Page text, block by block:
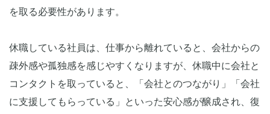
を取る必要性があります。
休職している社員は、仕事から離れていると、会社からの
疎外感や孤独感を感じやすくなりますが、休職中に会社と
コンタクトを取っていると、「会社とのつながり」「会社
に支援してもらっている」といった安心感が醸成され、復